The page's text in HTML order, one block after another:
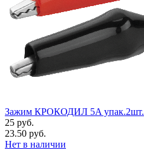
Зажим КРОКОДИЛ 5A упак.2шт.
25 руб.
23.50 руб.
Нет в наличии